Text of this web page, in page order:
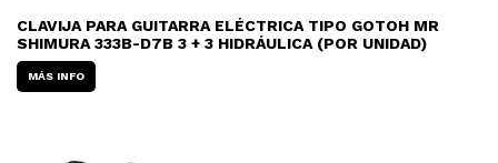
CLAVIJA PARA GUITARRA ELÉCTRICA TIPO GOTOH MR
SHIMURA 333B-D7B 3 + 3 HIDRÁULICA (POR UNIDAD)
MÁS INFO